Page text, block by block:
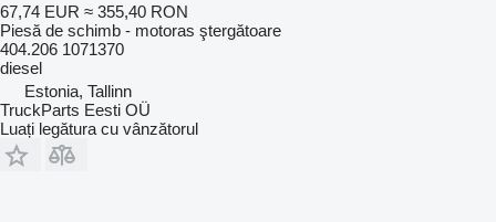
67,74 EUR ≈ 355,40 RON
Piesă de schimb - motoras ştergătoare
404.206 1071370
diesel
Estonia, Tallinn
TruckParts Eesti OÜ
Luați legătura cu vânzătorul